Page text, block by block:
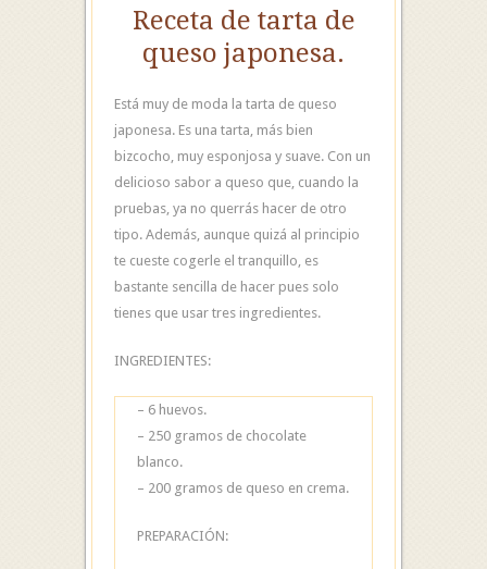
Receta de tarta de
queso japonesa.
Está muy de moda la tarta de queso
japonesa. Es una tarta, más bien
bizcocho, muy esponjosa y suave. Con un
delicioso sabor a queso que, cuando la
pruebas, ya no querrás hacer de otro
tipo. Además, aunque quizá al principio
te cueste cogerle el tranquillo, es
bastante sencilla de hacer pues solo
tienes que usar tres ingredientes.
INGREDIENTES:
– 6 huevos.
– 250 gramos de chocolate
blanco.
– 200 gramos de queso en crema.
PREPARACIÓN: